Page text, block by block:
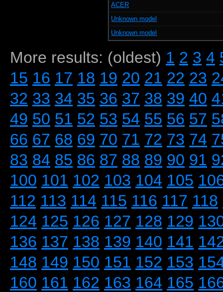
ACER
Unknown model
Unknown model
More results: (oldest) 1 2 3 4
15 16 17 18 19 20 21 22 23
32 33 34 35 36 37 38 39 40
49 50 51 52 53 54 55 56 57
66 67 68 69 70 71 72 73 74
83 84 85 86 87 88 89 90 91
100 101 102 103 104 105
112 113 114 115 116 117 118
124 125 126 127 128 129
136 137 138 139 140 141
148 149 150 151 152 153
160 161 162 163 164 165